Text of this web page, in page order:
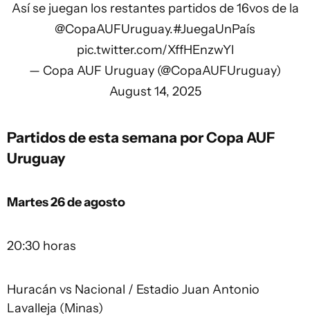
Así se juegan los restantes partidos de 16vos de la
@CopaAUFUruguay.#JuegaUnPaís
pic.twitter.com/XffHEnzwYl
— Copa AUF Uruguay (@CopaAUFUruguay)
August 14, 2025
Partidos de esta semana por Copa AUF
Uruguay
Martes 26 de agosto
20:30 horas
Huracán vs Nacional / Estadio Juan Antonio
Lavalleja (Minas)